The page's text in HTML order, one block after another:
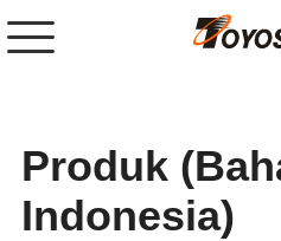
Produk
Indonesia)